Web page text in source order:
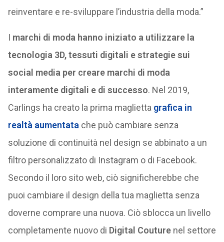
reinventare e re-sviluppare l’industria della moda.”
I marchi di moda hanno iniziato a utilizzare la
tecnologia 3D, tessuti digitali e strategie sui
social media per creare marchi di moda
interamente digitali e di successo. Nel 2019,
Carlings ha creato la prima maglietta grafica in
realtà aumentata che può cambiare senza
soluzione di continuità nel design se abbinato a un
filtro personalizzato di Instagram o di Facebook.
Secondo il loro sito web, ciò significherebbe che
puoi cambiare il design della tua maglietta senza
doverne comprare una nuova. Ciò sblocca un livello
completamente nuovo di Digital Couturenel settore